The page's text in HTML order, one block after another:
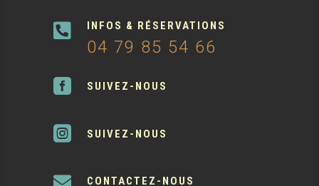
 INFOS & RÉSERVATIONS
04 79 85 54 66
 SUIVEZ-NOUS
 SUIVEZ-NOUS
 CONTACTEZ-NOUS